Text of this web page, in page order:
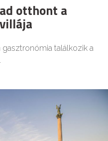
otthont a
találkozik a